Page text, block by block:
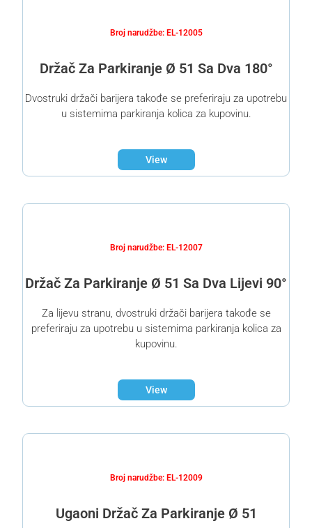
Broj narudžbe: EL-12005
Držač Za Parkiranje Ø 51 Sa Dva 180°
Dvostruki držači barijera takođe se preferiraju za upotrebu
u sistemima parkiranja kolica za kupovinu.
View
Broj narudžbe: EL-12007
Držač Za Parkiranje Ø 51 Sa Dva Lijevi 90°
Za lijevu stranu, dvostruki držači barijera takođe se
preferiraju za upotrebu u sistemima parkiranja kolica za
kupovinu.
View
Broj narudžbe: EL-12009
Ugaoni Držač Za Parkiranje Ø 51